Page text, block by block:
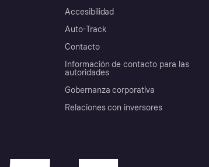
Accesibilidad
Auto-Track
Contacto
Información de contacto para las
autoridades
Gobernanza corporativa
Relaciones con inversores